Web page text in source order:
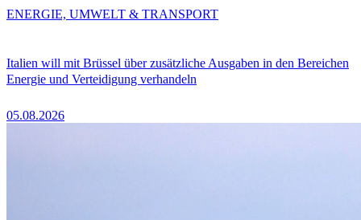
Italien will mit Brüssel über zusätzliche Ausgaben in den Bereichen
Energie und Verteidigung verhandeln
05.08.2026
ENERGIE, UMWELT & TRANSPORT